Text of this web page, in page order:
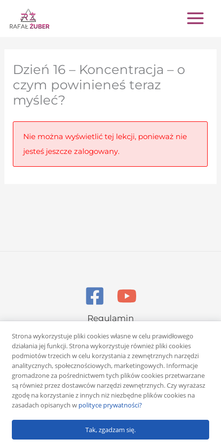
Przejdź
do
Dzień 16 – Koncentracja – o
czym powinieneś teraz
myśleć?
Nie można wyświetlić tej lekcji, ponieważ nie
jesteś jeszcze zalogowany.
Regulamin
Polityka prywatności
Copyright © 2026 Rafał Żuber
Powered byKlub eMarketera
Strona wykorzystuje pliki cookies własne w celu prawidłowego
działania jej funkcji. Strona wykorzystuje również pliki cookies
podmiotów trzecich w celu korzystania z zewnętrznych narzędzi
analitycznych, społecznościowych, marketingowych. Informacje
gromadzone za pośrednictwem tych plików cookies przetwarzane
są również przez dostawców narzędzi zewnętrznych. Czy wyrażasz
zgodę na korzystanie z innych niż niezbędne plików cookies na
zasadach opisanych w polityce prywatności?
Tak, zgadzam się.